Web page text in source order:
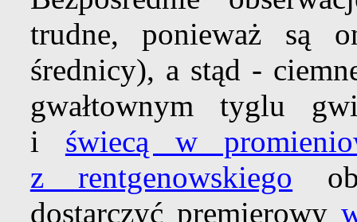
trudne, ponieważ są
średnicy), a stąd -
gwałtownym tyglu
i świecą w
z rentgenowskiego
dostarczyć premierowy